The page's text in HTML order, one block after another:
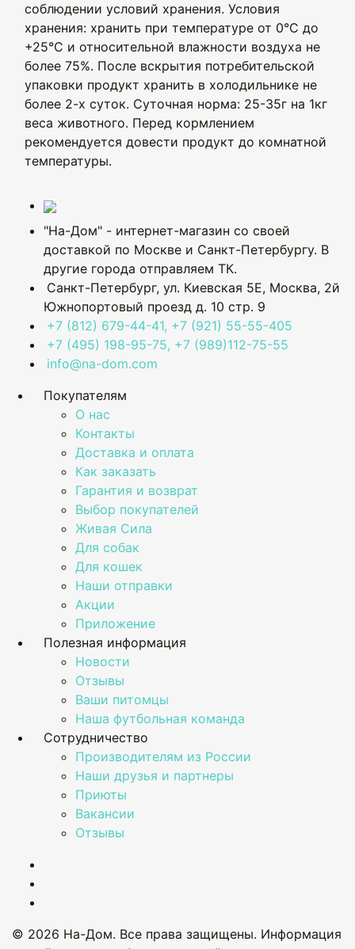
соблюдении условий хранения. Условия
хранения: хранить при температуре от 0°C до
+25°C и относительной влажности воздуха не
более 75%. После вскрытия потребительской
упаковки продукт хранить в холодильнике не
более 2-х суток. Суточная норма: 25-35г на 1кг
веса животного. Перед кормлением
рекомендуется довести продукт до комнатной
температуры.
"На-Дом" - интернет-магазин со своей
доставкой по Москве и Санкт-Петербургу. В
другие города отправляем ТК.
Санкт-Петербург, ул. Киевская 5Е, Москва, 2й
Южнопортовый проезд д. 10 стр. 9
+7 (812) 679-44-41, +7 (921) 55-55-405
+7 (495) 198-95-75, +7 (989)112-75-55
info@na-dom.com
Покупателям
О нас
Контакты
Доставка и оплата
Как заказать
Гарантия и возврат
Выбор покупателей
Живая Сила
Для собак
Для кошек
Наши отправки
Акции
Приложение
Полезная информация
Новости
Отзывы
Ваши питомцы
Наша футбольная команда
Сотрудничество
Производителям из России
Наши друзья и партнеры
Приюты
Вакансии
Отзывы
© 2026 На-Дом. Все права защищены. Информация